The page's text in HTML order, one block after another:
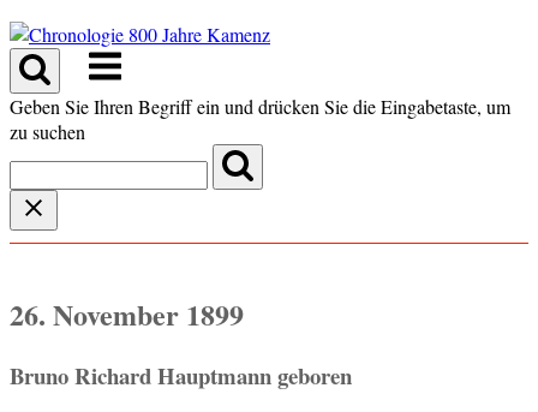
Skip
to
content
Menu
Geben Sie Ihren Begriff ein und drücken Sie die Eingabetaste, um
zu suchen
26. November 1899
Bruno Richard Hauptmann geboren